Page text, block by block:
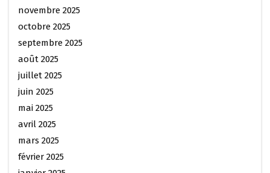
novembre 2025
octobre 2025
septembre 2025
août 2025
juillet 2025
juin 2025
mai 2025
avril 2025
mars 2025
février 2025